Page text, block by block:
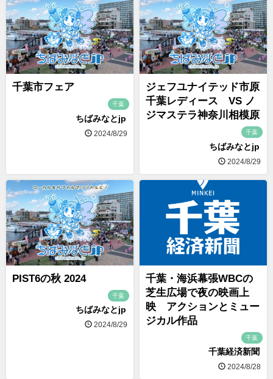
千葉市フェア
千葉
ちばみなとjp
2024/8/29
ジェフユナイテッド市原
千葉レディース VS ノ
ジマステラ神奈川相模原
千葉
ちばみなとjp
2024/8/29
PIST6の秋 2024
千葉
ちばみなとjp
2024/8/29
千葉・海浜幕張WBCの
芝生広場で夜の映画上
映 アクションとミュー
ジカル作品
千葉
千葉経済新聞
2024/8/28